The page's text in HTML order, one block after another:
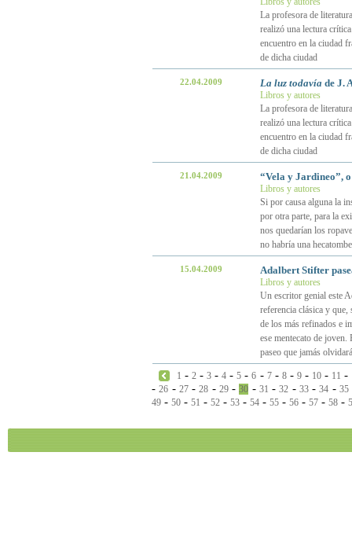
La profesora de
realizó una lectura
encuentro en la ciudad
de dicha ciudad
22.04.2009 La luz todavía de J.
Libros y autores
La profesora de
realizó una lectura
encuentro en la ciudad
de dicha ciudad
21.04.2009 “Vela y Jardineo”,
Libros y autores
Si por causa alguna la
por otra parte, para la
nos quedarían los
no habría una
15.04.2009 Adalbert Stifter
Libros y autores
Un escritor genial este
referencia clásica y
de los más refinados e
ese mentecato de
paseo que jamás
1 -2 -3 -4 -5 -6 - 7- 8- 9- 10- 11 -
-26 - 27-28 - 29-30 - 31 -32 - 33-34 - 35
49 - 50 - 51 - 52 - 53 - 54 - 55 - 56 - 57 - 58 -